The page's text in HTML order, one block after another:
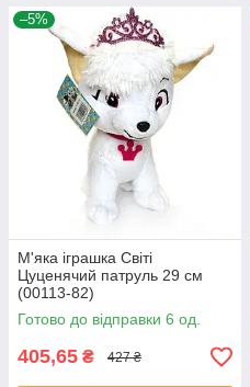
–5%
М'яка іграшка Світі
Цуценячий патруль 29 см
(00113-82)
Готово до відправки 6 од.
405,65 ₴ 427 ₴